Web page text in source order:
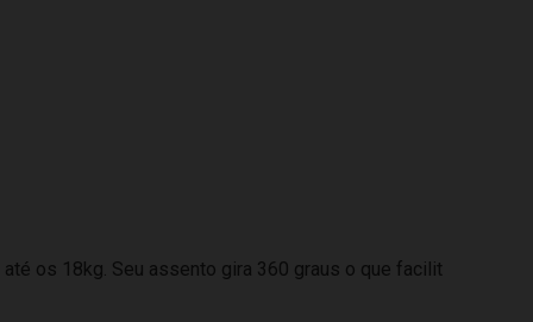
os 18kg. Seu assento gira 360 graus o que facilit